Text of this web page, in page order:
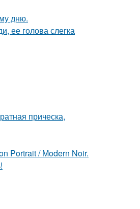
дню.
ее голова слегка
прическа,
Portrait / Modern Noir.